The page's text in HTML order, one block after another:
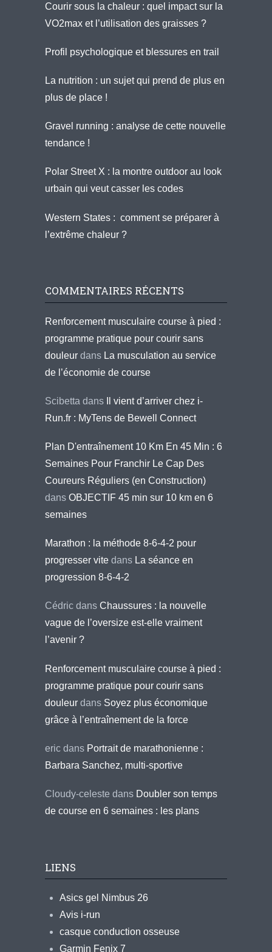
Courir sous la chaleur : quel impact sur la
VO2max et l’utilisation des graisses ?
Profil psychologique et blessures en trail
La nutrition : un sujet qui prend de plus en
plus de place !
Gravel running : analyse de cette nouvelle
tendance !
Polar Street X : la montre outdoor au look
urbain qui veut casser les codes
Western States : comment se préparer à
l’extrême chaleur ?
COMMENTAIRES RÉCENTS
Renforcement musculaire course à pied :
programme pratique pour courir sans
douleur dans La musculation au service
de l’économie de course
Scibetta dans
Il vient d’arriver chez i-
Run.fr : MyTens de Bewell Connect
Plan D'entraînement 10 Km En 45 Min : 6
Semaines Pour Franchir Le Cap Des
Coureurs Réguliers (en Construction)
dans OBJECTIF 45 min sur 10 km en 6
semaines
Marathon : la méthode 8-6-4-2 pour
progresser vite dans La séance en
progression 8-6-4-2
Cédric dans Chaussures : la nouvelle
vague de l’oversize est-elle vraiment
l’avenir ?
Renforcement musculaire course à pied :
programme pratique pour courir sans
douleur dans Soyez plus économique
grâce à l’entraînement de la force
eric dans Portrait de marathonienne :
Barbara Sanchez, multi-sportive
Cloudy-celeste dans Doubler son temps
de course en 6 semaines : les plans
LIENS
Asics gel Nimbus 26
Avis i-run
casque conduction osseuse
Garmin Fenix 7